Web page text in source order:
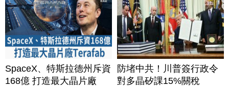
SpaceX、特斯拉德州斥資
168億 打造最大晶片廠
防堵中共！川普簽行政令
對多晶矽課15%關稅